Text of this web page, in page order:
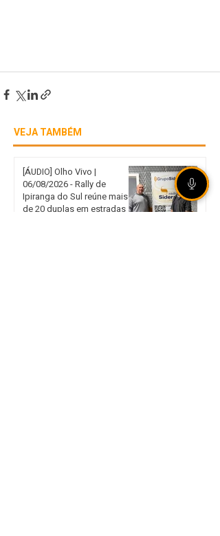
VEJA TAMBÉM
[ÁUDIO] Olho Vivo |
06/08/2026 - Rally de
Ipiranga do Sul reúne mais
de 20 duplas em estradas